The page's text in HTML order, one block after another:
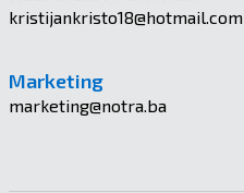
kristijankristo18@hotmail.com
Marketing
marketing@notra.ba